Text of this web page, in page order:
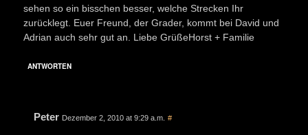
sehen so ein bisschen besser, welche Strecken Ihr
zurücklegt. Euer Freund, der Grader, kommt bei David und
Adrian auch sehr gut an. Liebe GrüßeHorst + Familie
ANTWORTEN
Peter Dezember 2, 2010 at 9:29 a.m. #